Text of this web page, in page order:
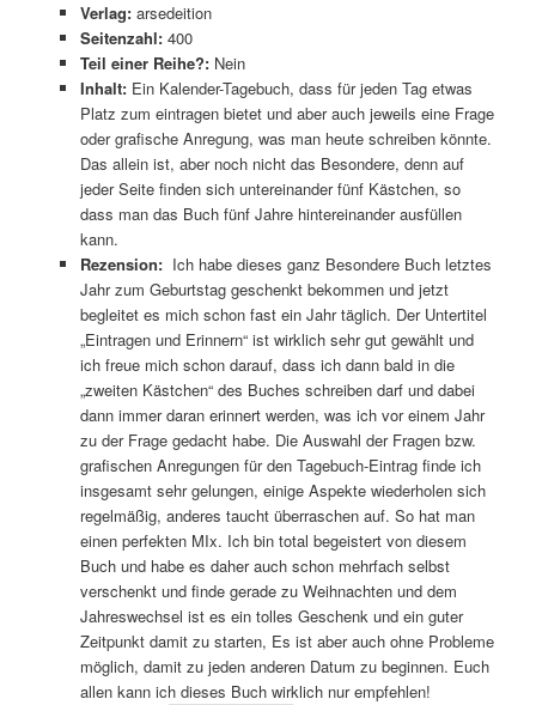
Verlag: arsedeition
Seitenzahl:400
Teil einer Reihe?: Nein
Inhalt: Ein Kalender-Tagebuch, dass für jeden Tag etwas
Platz zum eintragen bietet und aber auch jeweils eine Frage
oder grafische Anregung, was man heute schreiben könnte.
Das allein ist, aber noch nicht das Besondere, denn auf
jeder Seite finden sich untereinander fünf Kästchen, so
dass man das Buch fünf Jahre hintereinander ausfüllen
kann.
Rezension: Ich habe dieses ganz Besondere Buch letztes
Jahr zum Geburtstag geschenkt bekommen und jetzt
begleitet es mich schon fast ein Jahr täglich. Der Untertitel
„Eintragen und Erinnern“ ist wirklich sehr gut gewählt und
ich freue mich schon darauf, dass ich dann bald in die
„zweiten Kästchen“ des Buches schreiben darf und dabei
dann immer daran erinnert werden, was ich vor einem Jahr
zu der Frage gedacht habe. Die Auswahl der Fragen bzw.
grafischen Anregungen für den Tagebuch-Eintrag finde ich
insgesamt sehr gelungen, einige Aspekte wiederholen sich
regelmäßig, anderes taucht überraschen auf. So hat man
einen perfekten MIx. Ich bin total begeistert von diesem
Buch und habe es daher auch schon mehrfach selbst
verschenkt und finde gerade zu Weihnachten und dem
Jahreswechsel ist es ein tolles Geschenk und ein guter
Zeitpunkt damit zu starten, Es ist aber auch ohne Probleme
möglich, damit zu jeden anderen Datum zu beginnen. Euch
allen kann ich dieses Buch wirklich nur empfehlen!